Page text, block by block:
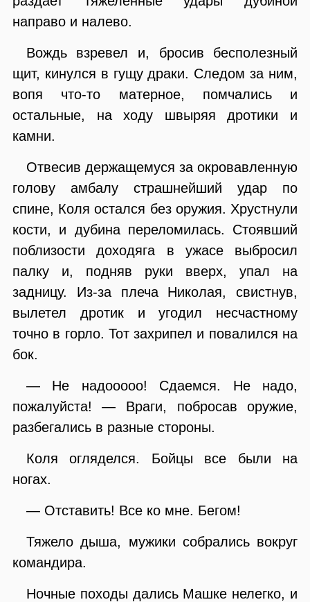
направо и налево.
Вождь взревел и, бросив бесполезный
щит, кинулся в гущу драки. Следом за ним,
вопя что-то матерное, помчались и
остальные, на ходу швыряя дротики и
камни.
Отвесив держащемуся за окровавленную
голову амбалу страшнейший удар по
спине, Коля остался без оружия. Хрустнули
кости, и дубина переломилась. Стоявший
поблизости доходяга в ужасе выбросил
палку и, подняв руки вверх, упал на
задницу. Из-за плеча Николая, свистнув,
вылетел дротик и угодил несчастному
точно в горло. Тот захрипел и повалился на
бок.
— Не надооооо! Сдаемся. Не надо,
пожалуйста! — Враги, побросав оружие,
разбегались в разные стороны.
Коля огляделся. Бойцы все были на
ногах.
— Отставить! Все ко мне. Бегом!
Тяжело дыша, мужики собрались вокруг
командира.
Ночные походы дались Машке нелегко, и